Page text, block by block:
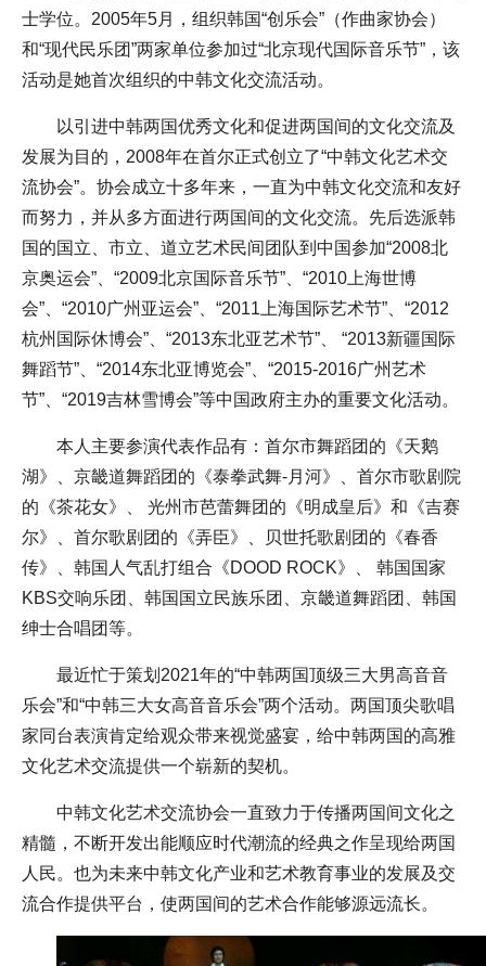
士学位。2005年5月，组织韩国“创乐会”（作曲家协会）
和“现代民乐团”两家单位参加过“北京现代国际音乐节”，该
活动是她首次组织的中韩文化交流活动。
以引进中韩两国优秀文化和促进两国间的文化交流及
发展为目的，2008年在首尔正式创立了“中韩文化艺术交
流协会”。协会成立十多年来，一直为中韩文化交流和友好
而努力，并从多方面进行两国间的文化交流。先后选派韩
国的国立、市立、道立艺术民间团队到中国参加“2008北
京奥运会”、“2009北京国际音乐节”、“2010上海世博
会”、“2010广州亚运会”、“2011上海国际艺术节”、“2012
杭州国际休博会”、“2013东北亚艺术节”、 “2013新疆国际
舞蹈节”、“2014东北亚博览会”、“2015-2016广州艺术
节”、“2019吉林雪博会”等中国政府主办的重要文化活动。
本人主要参演代表作品有：首尔市舞蹈团的《天鹅
湖》、京畿道舞蹈团的《泰拳武舞-月河》、首尔市歌剧院
的《茶花女》、 光州市芭蕾舞团的《明成皇后》和《吉赛
尔》、首尔歌剧团的《弄臣》、贝世托歌剧团的《春香
传》、韩国人气乱打组合《DOOD ROCK》、 韩国国家
KBS交响乐团、韩国国立民族乐团、京畿道舞蹈团、韩国
绅士合唱团等。
最近忙于策划2021年的“中韩两国顶级三大男高音音
乐会”和“中韩三大女高音音乐会”两个活动。两国顶尖歌唱
家同台表演肯定给观众带来视觉盛宴，给中韩两国的高雅
文化艺术交流提供一个崭新的契机。
中韩文化艺术交流协会一直致力于传播两国间文化之
精髓，不断开发出能顺应时代潮流的经典之作呈现给两国
人民。也为未来中韩文化产业和艺术教育事业的发展及交
流合作提供平台，使两国间的艺术合作能够源远流长。